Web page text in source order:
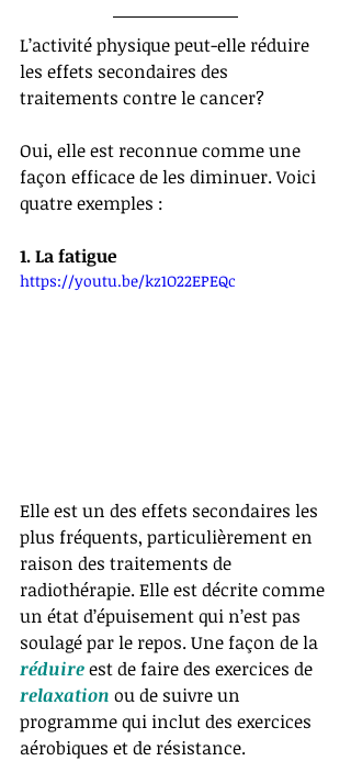
L’activité physique peut-elle réduire
les effets secondaires des
traitements contre le cancer?
Oui, elle est reconnue comme une
façon efficace de les diminuer. Voici
quatre exemples :
1. La fatigue
https://youtu.be/kz1O22EPEQc
Elle est un des effets secondaires les
plus fréquents, particulièrement en
raison des traitements de
radiothérapie. Elle est décrite comme
un état d’épuisement qui n’est pas
soulagé par le repos. Une façon de la
réduire est de faire des exercices de
relaxation ou de suivre un
programme qui inclut des exercices
aérobiques et de résistance.